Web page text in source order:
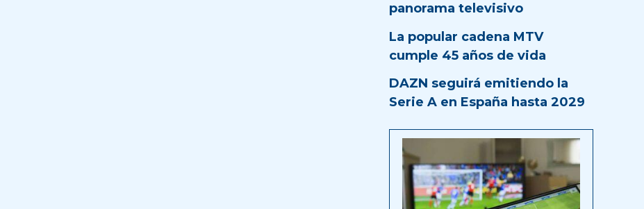
panorama televisivo
La popular cadena MTV
cumple 45 años de vida
DAZN seguirá emitiendo la
Serie A en España hasta 2029